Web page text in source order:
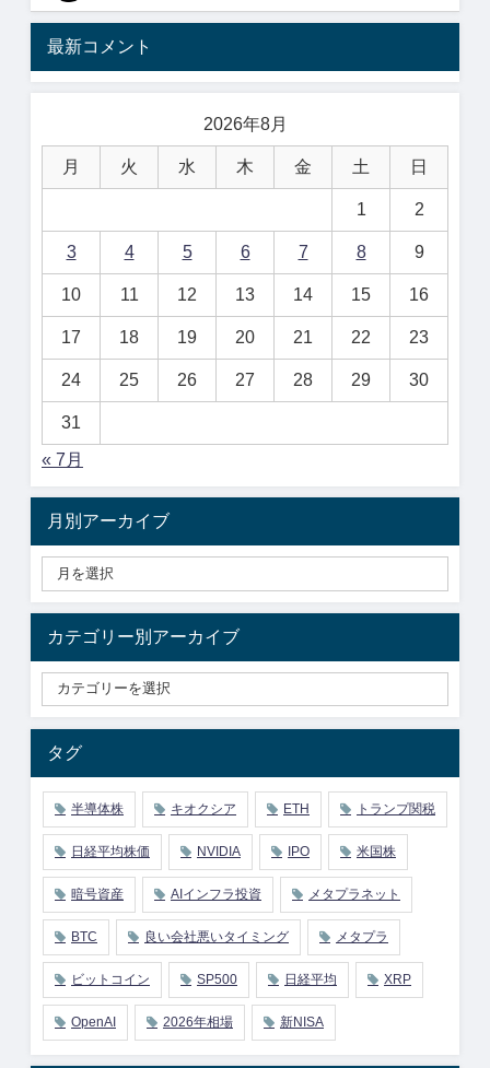
最新コメント
2026年8月
月 火 水 木 金 土 日
1 2
3 4 5 6 7 8 9
10 11 12 13 14 15 16
17 18 19 20 21 22 23
24 25 26 27 28 29 30
31
« 7月
月別アーカイブ
カテゴリー別アーカイブ
タグ
半導体株 キオクシア ETH トランプ関税
日経平均株価 NVIDIA IPO 米国株
暗号資産 AIインフラ投資 メタプラネット
BTC 良い会社悪いタイミング メタプラ
ビットコイン SP500 日経平均 XRP
OpenAI 2026年相場 新NISA